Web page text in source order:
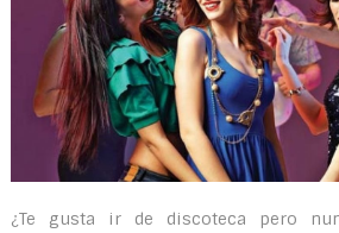
¿Te gusta ir de discoteca pero